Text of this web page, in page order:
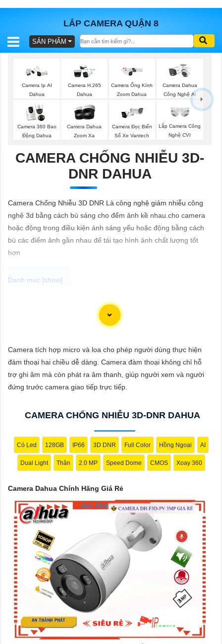
LẮP CAMERA QUẬN 8
BÁO
TRỌN
GÓI
SẢN
PHẨM
LẮP
ĐẶT
KIỆN
VẤN
DỊCH
VỤ
SẢN PHẨM
Camera Ip AI
Dahua
Camera H.265
Dahua
Camera Ống Kính
Zoom Dahua
Camera Dahua
Công Nghệ Ai
Camera 360 Bao
Động Dahua
Camera Dahua
Zoom Xa
Camera Đọc Biển
Số Xe Vantech
Lắp Camera Công
Nghệ CVI
CAMERA CHỐNG NHIỄU 3D-
DNR DAHUA
Camera Chống Nhiễu 3D DNR Là công nghệ giảm nhiễu công
nghệ 3d bằng cách bù sáng cho đểm ảnh kề nhau.cho camera
hoặc động trong điều kiện ánh sáng yếu hoặc động bằng cách
bù các điểm ảnh gần nhau để tái tạo hình ảnh chất lượng tốt
hơn
Dòng camera Dahua là một trong những thương hiệu hàng đầu
trong lĩnh vực camera an ninh. Để giới thiệu Camera Dahua
"Camera Dahua chính hãng mang đến cho bạn sự tin cậy và
hấp dẫn."
Camera tích hợp micro và loa cho phép người dùng thực hiện
đàm thoại hai chiều dễ dàng. Camera đàm thoại không chỉ hỗ
trợ ghi âm mà còn phát ra âm thanh, giúp người xem và người
đứng trước camera giao tiếp trực tiếp.
CAMERA CHỐNG NHIỄU 3D-DNR DAHUA
Có Led 128GB IP66 3D DNR Full Color Hồng Ngoại AI
Dual Light Thân 2.0 MP Speed Dome CMOS Xoay 360
Camera Dahua Chính Hãng Giá Rẻ